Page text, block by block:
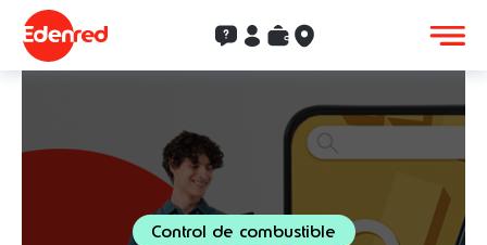
Contacto
Clientes
SaldoAceptación
Control de combustible